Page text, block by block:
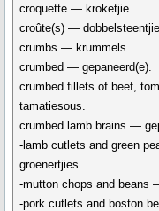
croquette — kroketjie.
croûte(s) —
crumbs — krummels.
crumbed — gepaneerd(e).
crumbed fillets of beef,
tamatiesous.
crumbed lamb brains —
-lamb cutlets and green
groenertjies.
-mutton chops and beans
-pork cutlets and boston